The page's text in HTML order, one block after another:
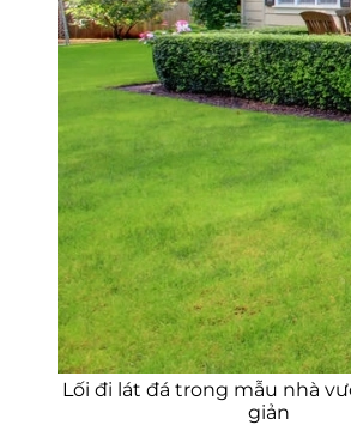
Lối đi lát đá trong mẫu nhà
giản